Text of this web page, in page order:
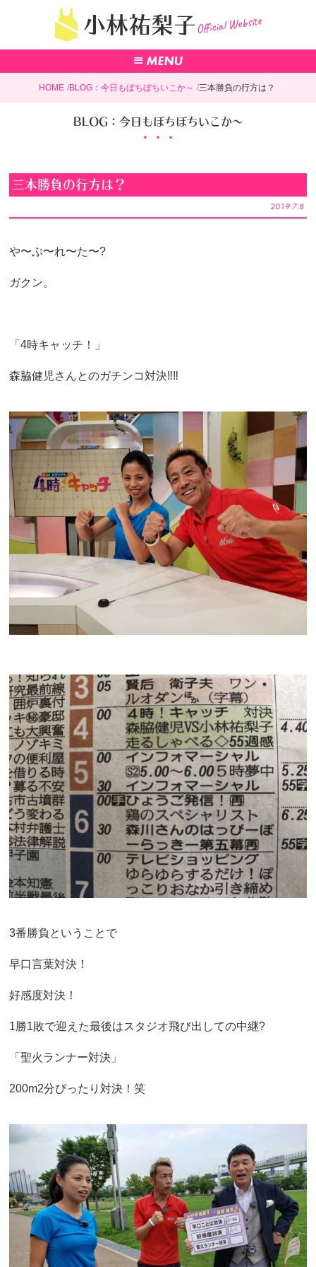
小林祐梨子Official Website
HOME BLOG：今日もぼちぼちいこか～ 三本勝負の行方は？
BLOG：今日もぼちぼちいこか～
三本勝負の行方は？
2019.7.8
や〜ぶ〜れ〜た〜?
ガクン。
「4時キャッチ！」
森脇健児さんとのガチンコ対決‼︎‼︎
3番勝負ということで
早口言葉対決！
好感度対決！
1勝1敗で迎えた最後はスタジオ飛び出しての中継?
「聖火ランナー対決」
200m2分ぴったり対決！笑